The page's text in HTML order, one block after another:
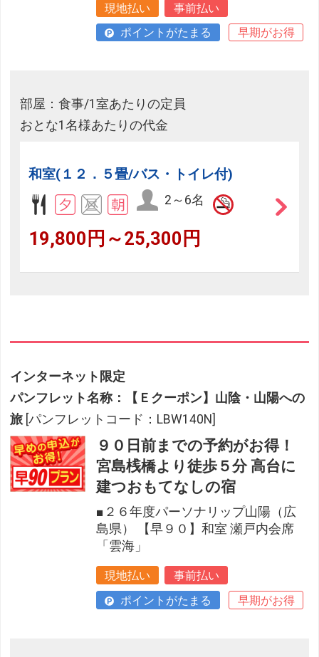
現地払い
事前払い
ポイントがたまる
早期がお得
部屋：食事/1室あたりの定員
おとな1名様あたりの代金
和室(１２．５畳/バス・トイレ付)
2～6名
19,800円～25,300円
インターネット限定
パンフレット名称：【Ｅクーポン】山陰・山陽への
旅 [パンフレットコード：LBW140N]
９０日前までの予約がお得！
宮島桟橋より徒歩５分 高台に
建つおもてなしの宿
■２６年度パーソナリップ山陽（広
島県） 【早９０】和室 瀬戸内会席
「雲海」
現地払い
事前払い
ポイントがたまる
早期がお得